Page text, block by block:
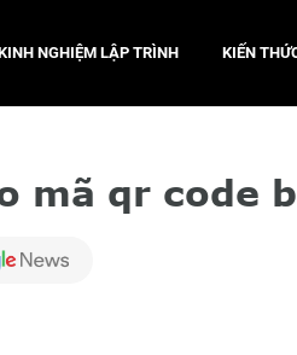
NGHIỆM LẬP TRÌNH KIẾN
mã qr code